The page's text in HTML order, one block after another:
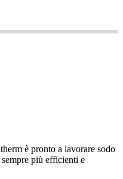
è pronto a lavorare sodo
più efficienti e